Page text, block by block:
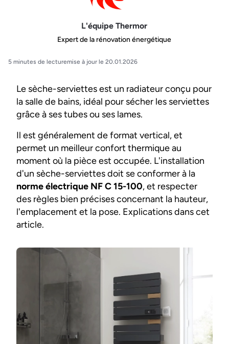
L'équipe Thermor
Expert de la rénovation énergétique
5 minutes de lecturemise à jour le 20.01.2026
Le sèche-serviettes est un radiateur conçu pour
la salle de bains, idéal pour sécher les serviettes
grâce à ses tubes ou ses lames.
Il est généralement de format vertical, et
permet un meilleur confort thermique au
moment où la pièce est occupée. L'installation
d'un sèche-serviettes doit se conformer à la
norme électrique NF C 15-100, et respecter
des règles bien précises concernant la hauteur,
l'emplacement et la pose. Explications dans cet
article.